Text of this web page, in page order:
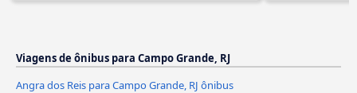
Viagens de ônibus para Campo Grande, RJ
Angra dos Reis para Campo Grande, RJ ônibus